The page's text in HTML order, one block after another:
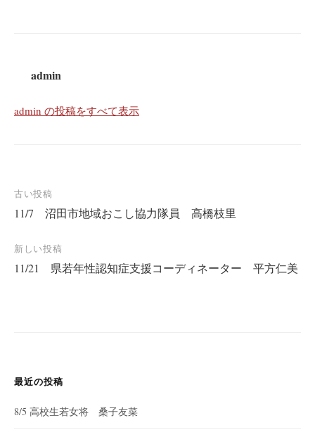
admin
admin の投稿をすべて表示
投
稿
ナ
ビ
古い投稿
11/7 沼田市地域おこし協力隊員 高橋枝里
新しい投稿
11/21 県若年性認知症支援コーディネーター 平方仁美
最近の投稿
8/5 高校生若女将 桑子友菜